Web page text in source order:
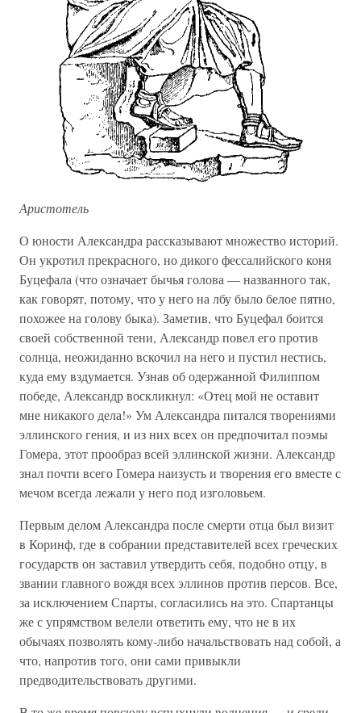
Аристотель
О юности Александра рассказывают множество историй.
Он укротил прекрасного, но дикого фессалийского коня
Буцефала (что означает бычья голова — названного так,
как говорят, потому, что у него на лбу было белое пятно,
похожее на голову быка). Заметив, что Буцефал боится
своей собственной тени, Александр повел его против
солнца, неожиданно вскочил на него и пустил нестись,
куда ему вздумается. Узнав об одержанной Филиппом
победе, Александр воскликнул: «Отец мой не оставит
мне никакого дела!» Ум Александра питался творениями
эллинского гения, и из них всех он предпочитал поэмы
Гомера, этот прообраз всей эллинской жизни. Александр
знал почти всего Гомера наизусть и творения его вместе с
мечом всегда лежали у него под изголовьем.
Первым делом Александра после смерти отца был визит
в Коринф, где в собрании представителей всех греческих
государств он заставил утвердить себя, подобно отцу, в
звании главного вождя всех эллинов против персов. Все,
за исключением Спарты, согласились на это. Спартанцы
же с упрямством велели ответить ему, что не в их
обычаях позволять кому-либо начальствовать над собой, а
что, напротив того, они сами привыкли
предводительствовать другими.